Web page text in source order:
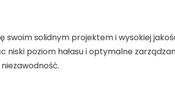
swoim solidnym projektem i wysokiej
niski poziom hałasu i optymalne